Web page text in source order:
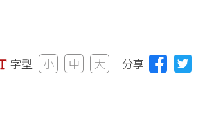
字型 小 中 大 分享